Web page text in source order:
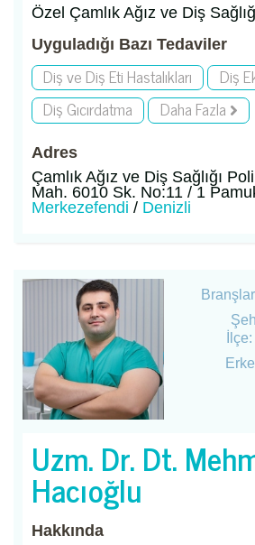
Özel Çamlık Ağız ve Diş
Uyguladığı Bazı Tedaviler
Diş ve Diş Eti Hastalıkları
Diş
Diş Gıcırdatma
Daha Fazla
Adres
Çamlık Ağız ve Diş Sağlığı
Mah. 6010 Sk. No:11 / 1
Merkezefendi / Denizli
İlçe:
Uzm. Dr. Dt.
Hacıoğlu
Hakkında